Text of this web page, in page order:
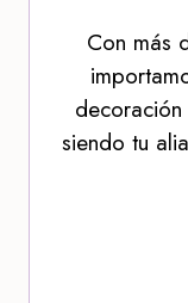
Con más
siendo tu